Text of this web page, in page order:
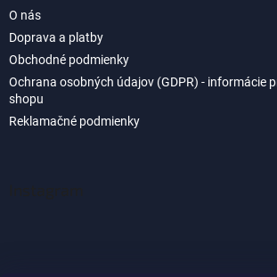
O nás
Doprava a platby
Obchodné podmienky
Ochrana osobných údajov (GDPR) - informácie
shopu
Reklamačné podmienky